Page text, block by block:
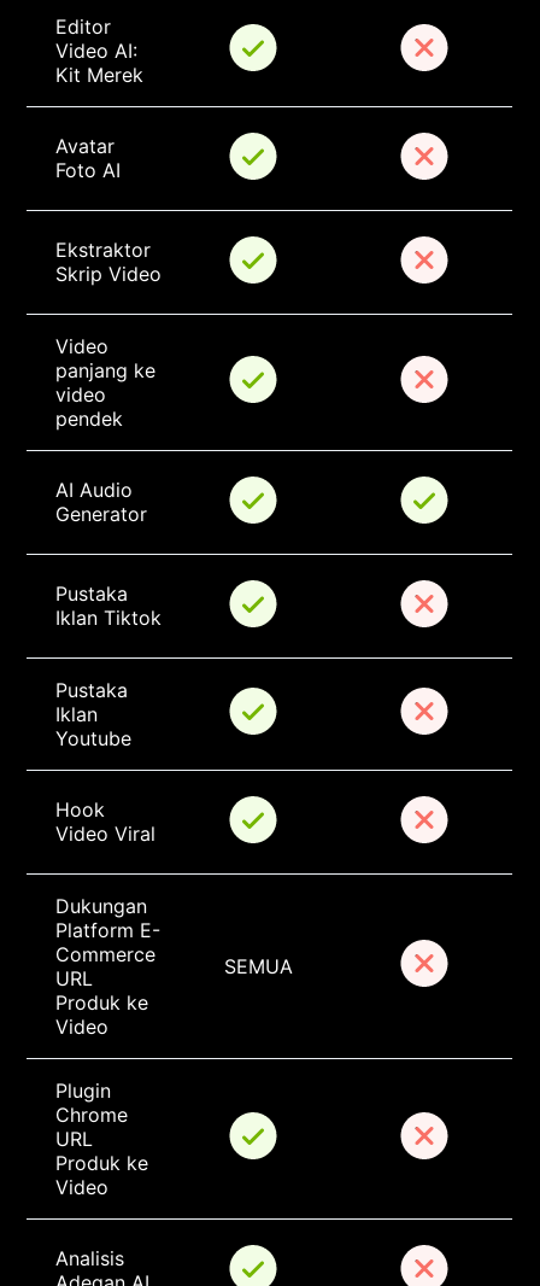
Editor
Video AI:
Kit Merek
Avatar
Foto AI
Ekstraktor
Skrip Video
Video
panjang ke
video
pendek
AI Audio
Generator
Pustaka
Iklan Tiktok
Pustaka
Iklan
Youtube
Hook
Video Viral
Dukungan
Platform E-
Commerce
URL
Produk ke
Video
SEMUA
Plugin
Chrome
URL
Produk ke
Video
Analisis